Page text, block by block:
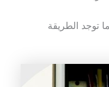
توجد الطريقة